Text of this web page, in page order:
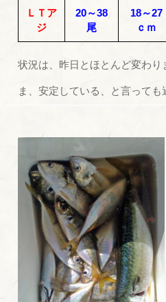
ＬＴア
ジ
20～38
尾
18～27
ｃｍ
状況は、昨日とほとんど変わり
ま、安定している、と言っても